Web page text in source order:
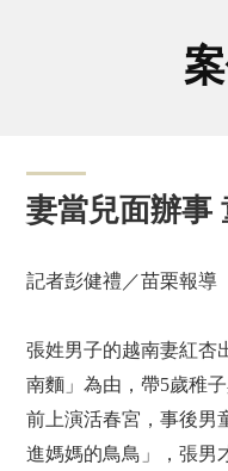
妻當兒面辦事
記者彭健禮／苗栗報導
張姓男子的越南妻紅杏
南麵」為由，帶5歲稚
前上演活春宮，事後男
進媽媽的鳥鳥」，張男